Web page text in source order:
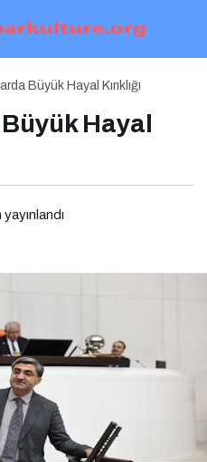
Büyük Hayal Kırıklığı
Hayal
Siyasi Hafızasına Kazınan